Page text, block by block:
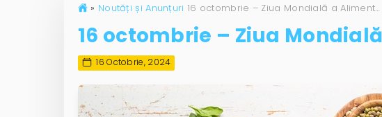
» Noutăți și Anunțuri 16 octombrie – Ziua Mondială a Alimentației
16 octombrie – Ziua
16 Octobrie, 2024